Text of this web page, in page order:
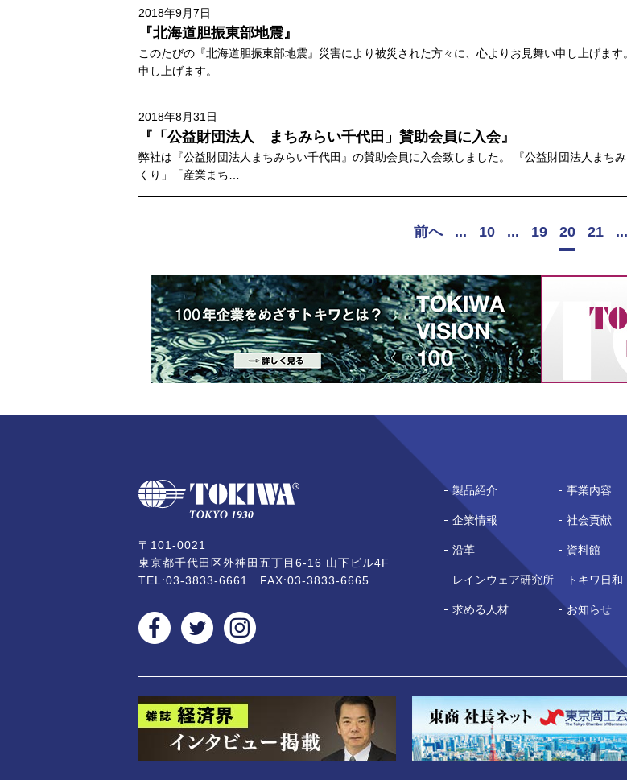
2018年9月7日
『北海道胆振東部地震』
このたびの『北海道胆振東部地震』災害により被災された方々に、心よりお見舞い申し上げま
申し上げます。
2018年8月31日
『「公益財団法人 まちみらい千代田」賛助会員に入会』
弊社は『公益財団法人まちみらい千代田』の賛助会員に入会致しました。 『公益財団法人まち
くり」「産業まち…
前へ ... 10 ... 19 20 21 ...
〒101-0021
東京都千代田区外神田五丁目6-16 山下ビル4F
TEL:03-3833-6661 FAX:03-3833-6665
製品紹介 事業内容
企業情報 社会貢献
沿革 資料館
レインウェア研究所 トキワ日和
求める人材 お知らせ